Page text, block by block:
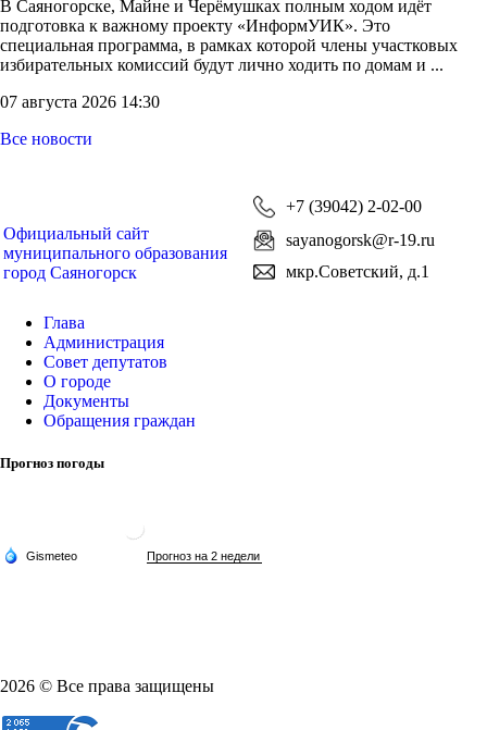
В Саяногорске, Майне и Черёмушках полным ходом идёт
подготовка к важному проекту «ИнформУИК». Это
специальная программа, в рамках которой члены участковых
избирательных комиссий будут лично ходить по домам и ...
07 августа 2026 14:30
Все новости
Официальный сайт
муниципального образования
город Саяногорск
+7 (39042) 2-02-00
sayanogorsk@r-19.ru
мкр.Советский, д.1
Глава
Администрация
Совет депутатов
О городе
Документы
Обращения граждан
Прогноз погоды
2026 © Все права защищены